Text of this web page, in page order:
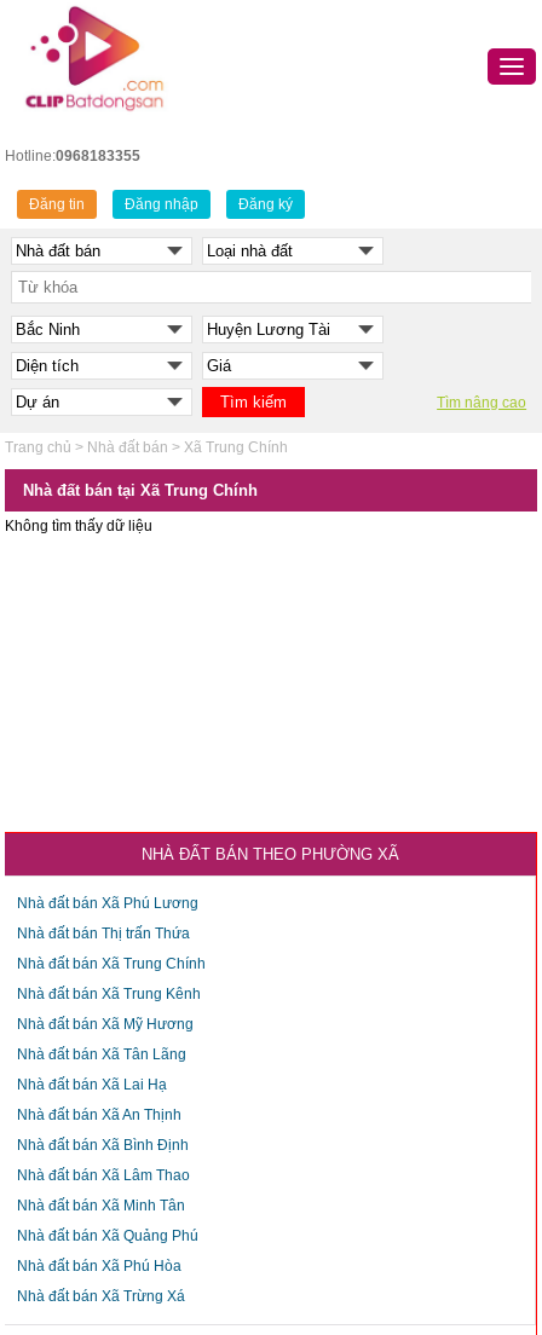
Hotline:0968183355
Đăng tin Đăng nhập Đăng ký
Tìm nâng cao
Trang chủ > Nhà đất bán >Xã Trung Chính
Nhà đất bán tại Xã Trung Chính
Không tìm thấy dữ liệu
NHÀ ĐẤT BÁN THEO PHƯỜNG XÃ
Nhà đất bán Xã Phú Lương
Nhà đất bán Thị trấn Thứa
Nhà đất bán Xã Trung Chính
Nhà đất bán Xã Trung Kênh
Nhà đất bán Xã Mỹ Hương
Nhà đất bán Xã Tân Lãng
Nhà đất bán Xã Lai Hạ
Nhà đất bán Xã An Thịnh
Nhà đất bán Xã Bình Định
Nhà đất bán Xã Lâm Thao
Nhà đất bán Xã Minh Tân
Nhà đất bán Xã Quảng Phú
Nhà đất bán Xã Phú Hòa
Nhà đất bán Xã Trừng Xá